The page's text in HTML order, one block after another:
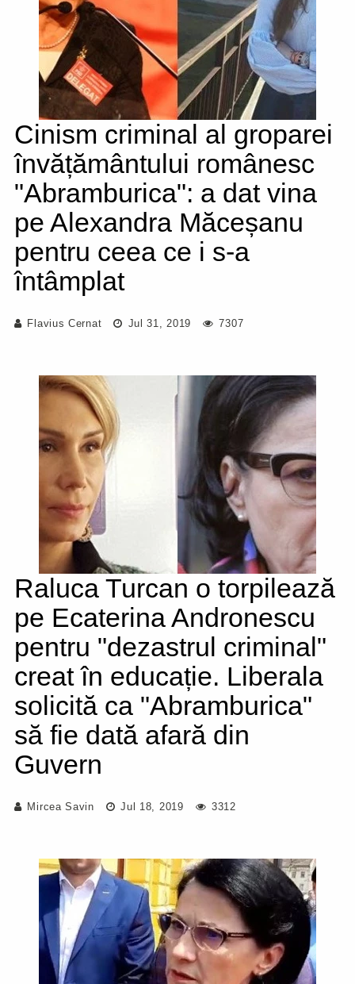
Cinism criminal al groparei
învățământului românesc
"Abramburica": a dat vina
pe Alexandra Măceșanu
pentru ceea ce i s-a
întâmplat
Flavius Cernat Jul 31, 2019 7307
Raluca Turcan o torpilează
pe Ecaterina Andronescu
pentru "dezastrul criminal"
creat în educație. Liberala
solicită ca "Abramburica"
să fie dată afară din
Guvern
Mircea Savin Jul 18, 2019 3312